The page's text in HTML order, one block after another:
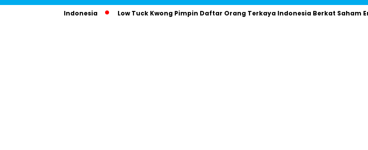
KFC Indonesia Low Tuck Kwong Pimpin Daftar Orang Terkaya Indonesia Berkat Saham Energi